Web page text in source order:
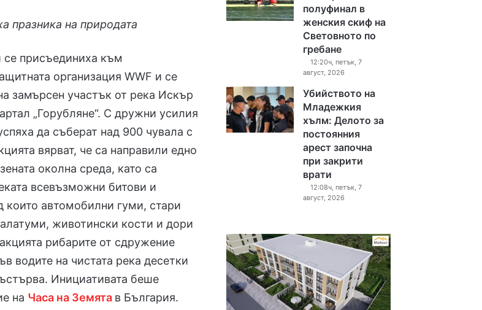
празника на природата
присъединиха към
организация WWF и се
замърсен участък от река Искър
„Горубляне“. С дружни усилия
да съберат над 900 чувала с
вярват, че са направили едно
околна среда, като са
всевъзможни битови и
които автомобилни гуми, стари
животински кости и дори
рибарите от сдружение
водите на чистата река десетки
Инициативата беше
на Часа на Земята в България.
полуфинал в
женския скиф на
Световното по
гребане
12:20ч, петък, 7
август, 2026
Убийството на
Младежкия
хълм: Делото за
постоянния
арест започна
при закрити
врати
12:08ч, петък, 7
август, 2026